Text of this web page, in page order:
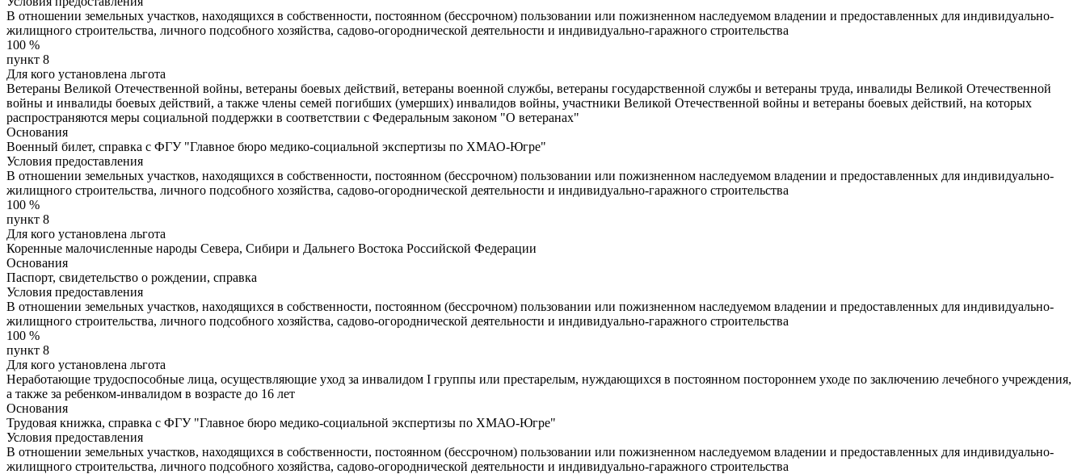
В отношении земельных участков, находящихся в собственности, постоянном (бессрочном) пользовании или пожизненном наследуемом владении и предоставленных для индивидуально-
жилищного строительства, личного подсобного хозяйства, садово-огороднической деятельности и индивидуально-гаражного строительства
100 %
пункт 8
Для кого установлена льгота
Ветераны Великой Отечественной войны, ветераны боевых действий, ветераны военной службы, ветераны государственной службы и ветераны труда, инвалиды Великой Отечественной
войны и инвалиды боевых действий, а также члены семей погибших (умерших) инвалидов войны, участники Великой Отечественной войны и ветераны боевых действий, на которых
распространяются меры социальной поддержки в соответствии с Федеральным законом "О ветеранах"
Основания
Военный билет, справка с ФГУ "Главное бюро медико-социальной экспертизы по ХМАО-Югре"
Условия предоставления
В отношении земельных участков, находящихся в собственности, постоянном (бессрочном) пользовании или пожизненном наследуемом владении и предоставленных для индивидуально-
жилищного строительства, личного подсобного хозяйства, садово-огороднической деятельности и индивидуально-гаражного строительства
100 %
пункт 8
Для кого установлена льгота
Коренные малочисленные народы Севера, Сибири и Дальнего Востока Российской Федерации
Основания
Паспорт, свидетельство о рождении, справка
Условия предоставления
В отношении земельных участков, находящихся в собственности, постоянном (бессрочном) пользовании или пожизненном наследуемом владении и предоставленных для индивидуально-
жилищного строительства, личного подсобного хозяйства, садово-огороднической деятельности и индивидуально-гаражного строительства
100 %
пункт 8
Для кого установлена льгота
Неработающие трудоспособные лица, осуществляющие уход за инвалидом I группы или престарелым, нуждающихся в постоянном постороннем уходе по заключению лечебного учреждения,
а также за ребенком-инвалидом в возрасте до 16 лет
Основания
Трудовая книжка, справка с ФГУ "Главное бюро медико-социальной экспертизы по ХМАО-Югре"
Условия предоставления
В отношении земельных участков, находящихся в собственности, постоянном (бессрочном) пользовании или пожизненном наследуемом владении и предоставленных для индивидуально-
жилищного строительства, личного подсобного хозяйства, садово-огороднической деятельности и индивидуально-гаражного строительства